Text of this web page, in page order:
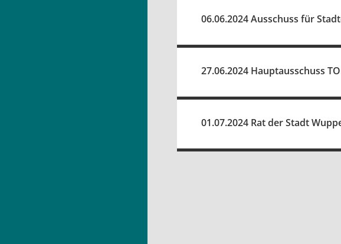
06.06.2024 Ausschuss für
27.06.2024 Hauptausschuss
01.07.2024 Rat der Stadt